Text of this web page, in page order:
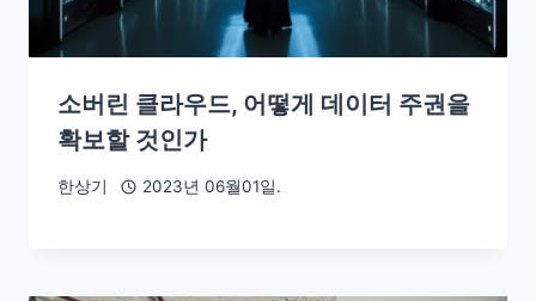
소버린 클라우드, 어떻게 데이터 주권을
확보할 것인가
한상기 2023년 06월01일.